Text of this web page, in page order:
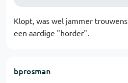
Klopt, was wel jammer trouwens
een aardige "horder".
bprosman